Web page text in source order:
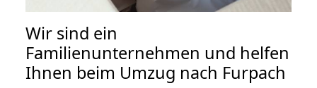
Wir sind ein
Familienunternehmen und helfen
Ihnen beim Umzug nach Furpach